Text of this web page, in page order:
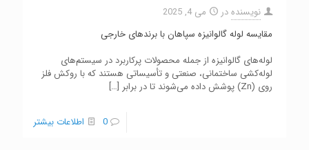
نویسندهدر
می 4, 2025
مقایسه لوله گالوانیزه سپاهان با برندهای خارجی
لوله‌های گالوانیزه از جمله محصولات پرکاربرد در سیستم‌های
لوله‌کشی ساختمانی، صنعتی و تأسیساتی هستند که با روکش فلز
روی (Zn) پوشش داده می‌شوند تا در برابر
[…]
0 اطلاعات بیشتر